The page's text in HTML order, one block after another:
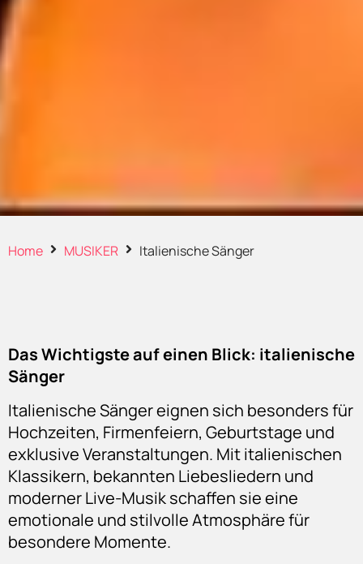
Home MUSIKER Italienische Sänger
Das Wichtigste auf einen Blick: italienische
Sänger
Italienische Sänger eignen sich besonders für
Hochzeiten, Firmenfeiern, Geburtstage und
exklusive Veranstaltungen. Mit italienischen
Klassikern, bekannten Liebesliedern und
moderner Live-Musik schaffen sie eine
emotionale und stilvolle Atmosphäre für
besondere Momente.